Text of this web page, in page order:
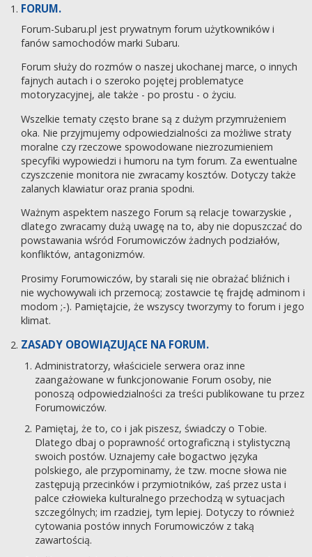
FORUM.
Forum-Subaru.pl jest prywatnym forum użytkowników i
fanów samochodów marki Subaru.
Forum służy do rozmów o naszej ukochanej marce, o innych
fajnych autach i o szeroko pojętej problematyce
motoryzacyjnej, ale także - po prostu - o życiu.
Wszelkie tematy często brane są z dużym przymrużeniem
oka. Nie przyjmujemy odpowiedzialności za możliwe straty
moralne czy rzeczowe spowodowane niezrozumieniem
specyfiki wypowiedzi i humoru na tym forum. Za ewentualne
czyszczenie monitora nie zwracamy kosztów. Dotyczy także
zalanych klawiatur oraz prania spodni.
Ważnym aspektem naszego Forum są relacje towarzyskie ,
dlatego zwracamy dużą uwagę na to, aby nie dopuszczać do
powstawania wśród Forumowiczów żadnych podziałów,
konfliktów, antagonizmów.
Prosimy Forumowiczów, by starali się nie obrażać bliźnich i
nie wychowywali ich przemocą; zostawcie tę frajdę adminom i
modom ;-). Pamiętajcie, że wszyscy tworzymy to forum i jego
klimat.
ZASADY OBOWIĄZUJĄCE NA FORUM.
Administratorzy, właściciele serwera oraz inne
zaangażowane w funkcjonowanie Forum osoby, nie
ponoszą odpowiedzialności za treści publikowane tu przez
Forumowiczów.
Pamiętaj, że to, co i jak piszesz, świadczy o Tobie.
Dlatego dbaj o poprawność ortograficzną i stylistyczną
swoich postów. Uznajemy całe bogactwo języka
polskiego, ale przypominamy, że tzw. mocne słowa nie
zastępują przecinków i przymiotników, zaś przez usta i
palce człowieka kulturalnego przechodzą w sytuacjach
szczególnych; im rzadziej, tym lepiej. Dotyczy to również
cytowania postów innych Forumowiczów z taką
zawartością.